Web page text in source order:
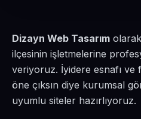
Dizayn Web Tasarım
ilçesinin işletmelerine
veriyoruz. İyidere esnafı ve
öne çıksın diye kurumsal
uyumlu siteler hazırlıyoruz.